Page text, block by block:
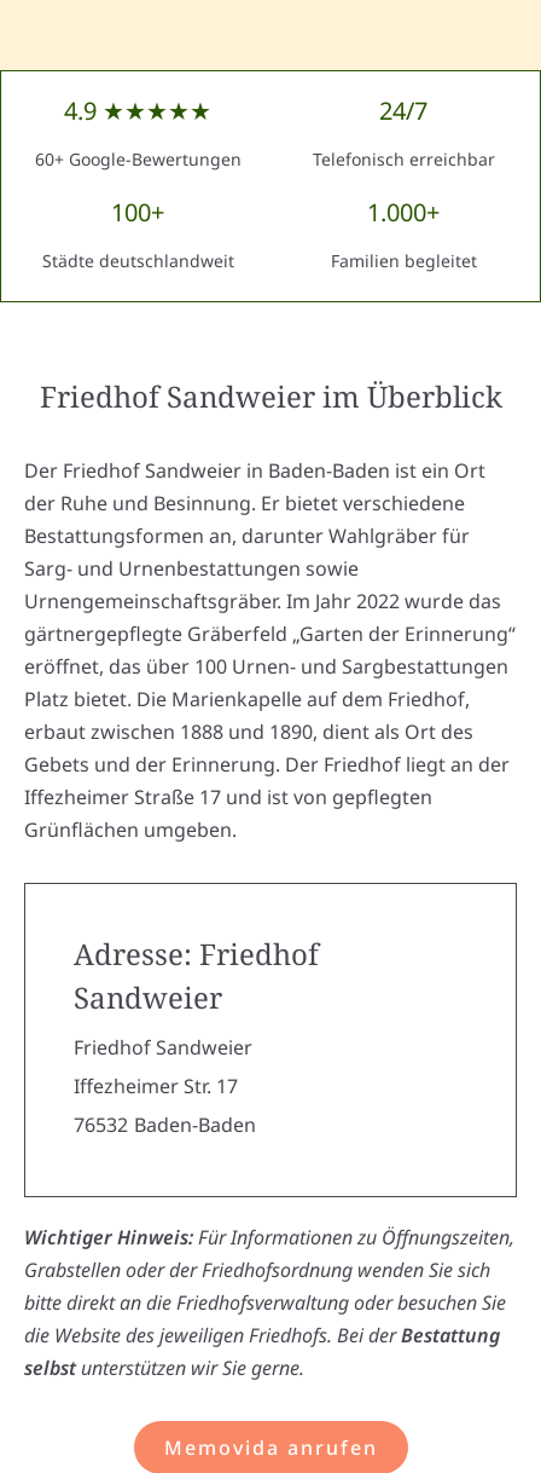
4.9 ★★★★★
60+ Google-Bewertungen
24/7
Telefonisch erreichbar
100+
Städte deutschlandweit
1.000+
Familien begleitet
Friedhof Sandweierim Überblick
Der Friedhof Sandweier in Baden-Baden ist ein Ort
der Ruhe und Besinnung. Er bietet verschiedene
Bestattungsformen an, darunter Wahlgräber für
Sarg- und Urnenbestattungen sowie
Urnengemeinschaftsgräber. Im Jahr 2022 wurde das
gärtnergepflegte Gräberfeld „Garten der Erinnerung“
eröffnet, das über 100 Urnen- und Sargbestattungen
Platz bietet. Die Marienkapelle auf dem Friedhof,
erbaut zwischen 1888 und 1890, dient als Ort des
Gebets und der Erinnerung. Der Friedhof liegt an der
Iffezheimer Straße 17 und ist von gepflegten
Grünflächen umgeben.
Adresse: Friedhof
Sandweier
Friedhof Sandweier
Iffezheimer Str. 17
76532 Baden-Baden
Wichtiger Hinweis:Für Informationen zu Öffnungszeiten,
Grabstellen oder der Friedhofsordnung wenden Sie sich
bitte direkt an die Friedhofsverwaltung oder besuchen Sie
die Website des jeweiligen Friedhofs. Bei derBestattung
selbstunterstützen wir Sie gerne.
Memovida anrufen